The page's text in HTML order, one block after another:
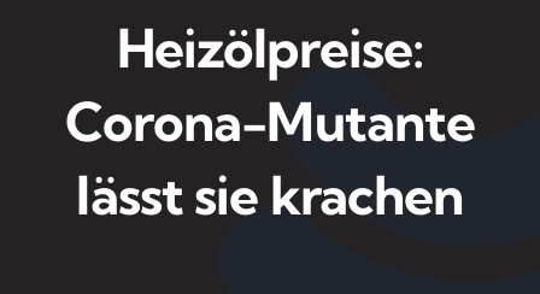
Heizölpreise:
Corona-Mutante
lässt sie krachen